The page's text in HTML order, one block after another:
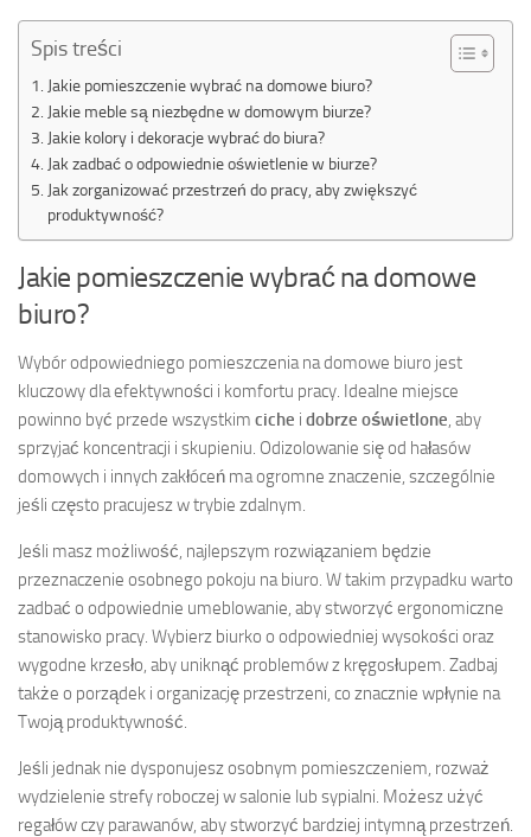
Spis treści
Jakie pomieszczenie wybrać na domowe biuro?
Jakie meble są niezbędne w domowym biurze?
Jakie kolory i dekoracje wybrać do biura?
Jak zadbać o odpowiednie oświetlenie w biurze?
Jak zorganizować przestrzeń do pracy, aby zwiększyć
produktywność?
Jakie pomieszczenie wybrać na domowe
biuro?
Wybór odpowiedniego pomieszczenia na domowe biuro jest
kluczowy dla efektywności i komfortu pracy. Idealne miejsce
powinno być przede wszystkim ciche i dobrze oświetlone, aby
sprzyjać koncentracji i skupieniu. Odizolowanie się od hałasów
domowych i innych zakłóceń ma ogromne znaczenie, szczególnie
jeśli często pracujesz w trybie zdalnym.
Jeśli masz możliwość, najlepszym rozwiązaniem będzie
przeznaczenie osobnego pokoju na biuro. W takim przypadku warto
zadbać o odpowiednie umeblowanie, aby stworzyć ergonomiczne
stanowisko pracy. Wybierz biurko o odpowiedniej wysokości oraz
wygodne krzesło, aby uniknąć problemów z kręgosłupem. Zadbaj
także o porządek i organizację przestrzeni, co znacznie wpłynie na
Twoją produktywność.
Jeśli jednak nie dysponujesz osobnym pomieszczeniem, rozważ
wydzielenie strefy roboczej w salonie lub sypialni. Możesz użyć
regałów czy parawanów, aby stworzyć bardziej intymną przestrzeń.